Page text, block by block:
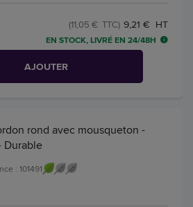
9,21 € HT
(11,05 € TTC)
EN STOCK, LIVRÉ EN 24/48H
AJOUTER
rond avec mousqueton -
Durable
: 101491